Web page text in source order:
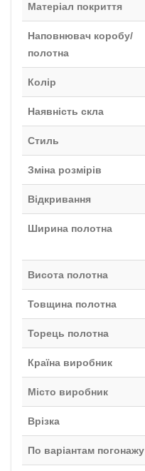
Матеріал покриття
Наповнювач коробу/
полотна
Колір
Наявність скла
Стиль
Зміна розмірів
Відкривання
Ширина полотна
Висота полотна
Товщина полотна
Торець полотна
Країна виробник
Місто виробник
Врізка
По варіантам погонажу